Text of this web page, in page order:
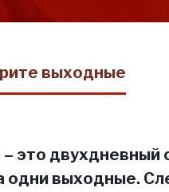
выходные
это двухдневный
одни выходные.